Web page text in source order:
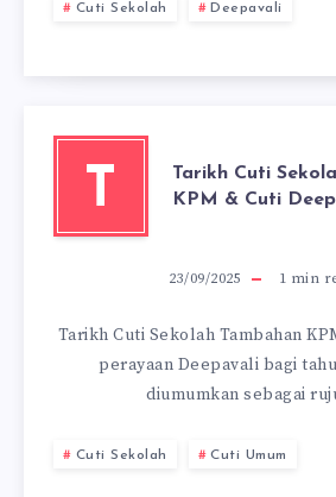
Cuti Sekolah Deepavali
T
Tarikh Cuti
KPM & Cuti
23/09/2025 1 min
Tarikh Cuti Sekolah Tambahan
perayaan Deepavali bagi
diumumkan sebagai
Cuti Sekolah Cuti Umum